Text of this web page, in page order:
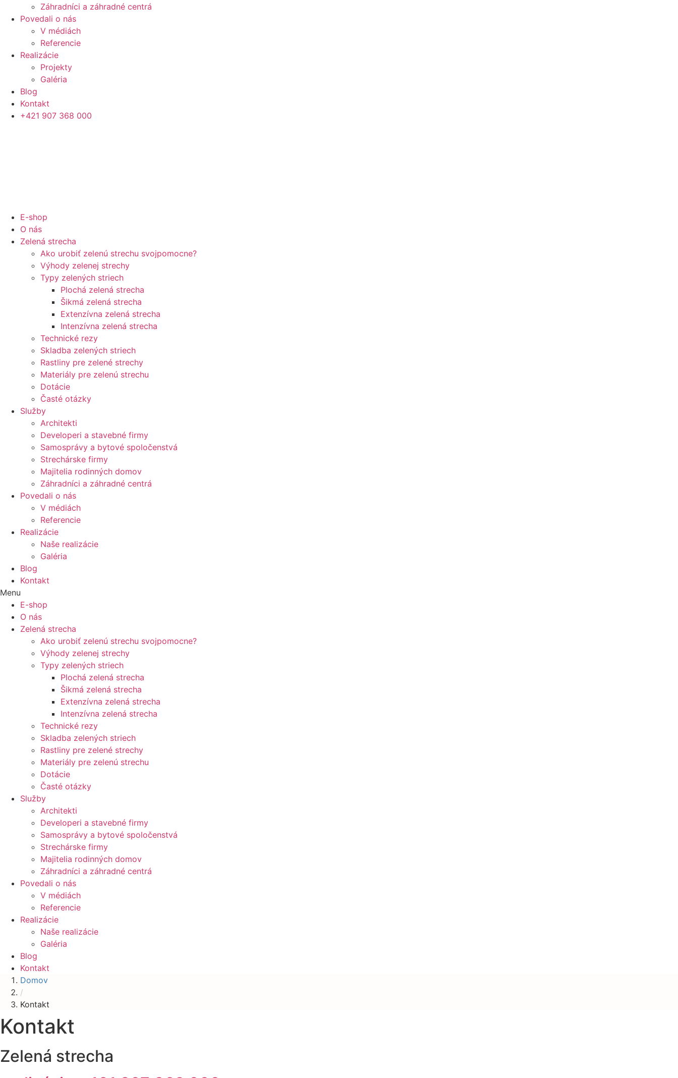
Záhradníci a záhradné centrá
Povedali o nás
V médiách
Referencie
Realizácie
Projekty
Galéria
Blog
Kontakt
+421 907 368 000
E-shop
O nás
Zelená strecha
Ako urobiť zelenú strechu svojpomocne?
Výhody zelenej strechy
Typy zelených striech
Plochá zelená strecha
Šikmá zelená strecha
Extenzívna zelená strecha
Intenzívna zelená strecha
Technické rezy
Skladba zelených striech
Rastliny pre zelené strechy
Materiály pre zelenú strechu
Dotácie
Časté otázky
Služby
Architekti
Developeri a stavebné firmy
Samosprávy a bytové spoločenstvá
Strechárske firmy
Majitelia rodinných domov
Záhradníci a záhradné centrá
Povedali o nás
V médiách
Referencie
Realizácie
Naše realizácie
Galéria
Blog
Kontakt
Menu
E-shop
O nás
Zelená strecha
Ako urobiť zelenú strechu svojpomocne?
Výhody zelenej strechy
Typy zelených striech
Plochá zelená strecha
Šikmá zelená strecha
Extenzívna zelená strecha
Intenzívna zelená strecha
Technické rezy
Skladba zelených striech
Rastliny pre zelené strechy
Materiály pre zelenú strechu
Dotácie
Časté otázky
Služby
Architekti
Developeri a stavebné firmy
Samosprávy a bytové spoločenstvá
Strechárske firmy
Majitelia rodinných domov
Záhradníci a záhradné centrá
Povedali o nás
V médiách
Referencie
Realizácie
Naše realizácie
Galéria
Blog
Kontakt
Domov
/
Kontakt
Kontakt
Zelená strecha